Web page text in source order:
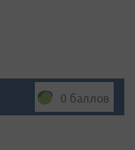
0 баллов